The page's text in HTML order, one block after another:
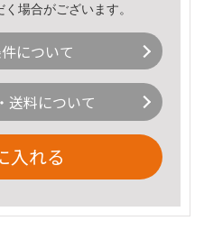
場合がございます。
について
送料について
入れる